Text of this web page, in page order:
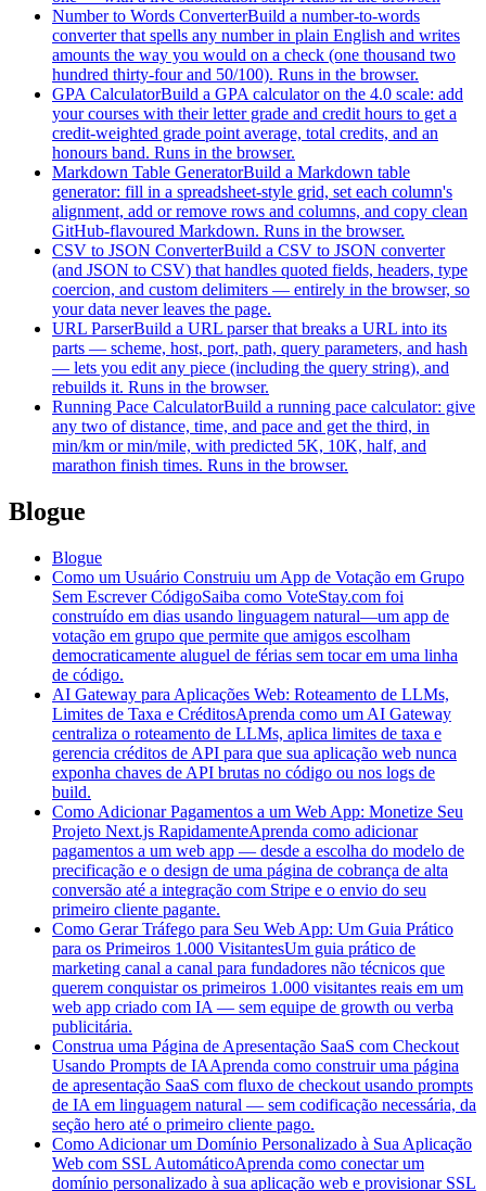
Number to Words ConverterBuild a number-to-words
converter that spells any number in plain English and writes
amounts the way you would on a check (one thousand two
hundred thirty-four and 50/100). Runs in the browser.
GPA CalculatorBuild a GPA calculator on the 4.0 scale: add
your courses with their letter grade and credit hours to get a
credit-weighted grade point average, total credits, and an
honours band. Runs in the browser.
Markdown Table GeneratorBuild a Markdown table
generator: fill in a spreadsheet-style grid, set each column's
alignment, add or remove rows and columns, and copy clean
GitHub-flavoured Markdown. Runs in the browser.
CSV to JSON ConverterBuild a CSV to JSON converter
(and JSON to CSV) that handles quoted fields, headers, type
coercion, and custom delimiters — entirely in the browser, so
your data never leaves the page.
URL ParserBuild a URL parser that breaks a URL into its
parts — scheme, host, port, path, query parameters, and hash
— lets you edit any piece (including the query string), and
rebuilds it. Runs in the browser.
Running Pace CalculatorBuild a running pace calculator: give
any two of distance, time, and pace and get the third, in
min/km or min/mile, with predicted 5K, 10K, half, and
marathon finish times. Runs in the browser.
Blogue
Blogue
Como um Usuário Construiu um App de Votação em Grupo
Sem Escrever CódigoSaiba como VoteStay.com foi
construído em dias usando linguagem natural—um app de
votação em grupo que permite que amigos escolham
democraticamente aluguel de férias sem tocar em uma linha
de código.
AI Gateway para Aplicações Web: Roteamento de LLMs,
Limites de Taxa e CréditosAprenda como um AI Gateway
centraliza o roteamento de LLMs, aplica limites de taxa e
gerencia créditos de API para que sua aplicação web nunca
exponha chaves de API brutas no código ou nos logs de
build.
Como Adicionar Pagamentos a um Web App: Monetize Seu
Projeto Next.js RapidamenteAprenda como adicionar
pagamentos a um web app — desde a escolha do modelo de
precificação e o design de uma página de cobrança de alta
conversão até a integração com Stripe e o envio do seu
primeiro cliente pagante.
Como Gerar Tráfego para Seu Web App: Um Guia Prático
para os Primeiros 1.000 VisitantesUm guia prático de
marketing canal a canal para fundadores não técnicos que
querem conquistar os primeiros 1.000 visitantes reais em um
web app criado com IA — sem equipe de growth ou verba
publicitária.
Construa uma Página de Apresentação SaaS com Checkout
Usando Prompts de IAAprenda como construir uma página
de apresentação SaaS com fluxo de checkout usando prompts
de IA em linguagem natural — sem codificação necessária, da
seção hero até o primeiro cliente pago.
Como Adicionar um Domínio Personalizado à Sua Aplicação
Web com SSL AutomáticoAprenda como conectar um
domínio personalizado à sua aplicação web e provisionar SSL